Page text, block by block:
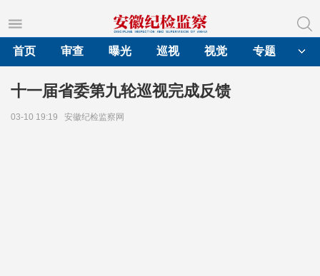
首页
审查 曝光 巡视 视觉 专题
十一届省委第九轮巡视完成反馈
03-10 19:19 安徽纪检监察网